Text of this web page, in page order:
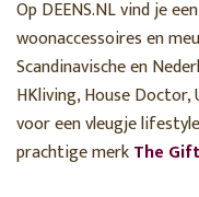
Op DEENS.NL vind je
woonaccessoires en
Scandinavische en
HKliving, House
voor een vleugje
prachtige merkThe